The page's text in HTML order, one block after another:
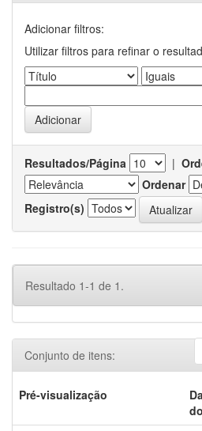
Adicionar filtros:
Utilizar filtros para refinar o
Resultados/Página |
Ordenar
Registro(s)
Resultado 1-1 de 1.
Conjunto de itens:
Pré-visualização